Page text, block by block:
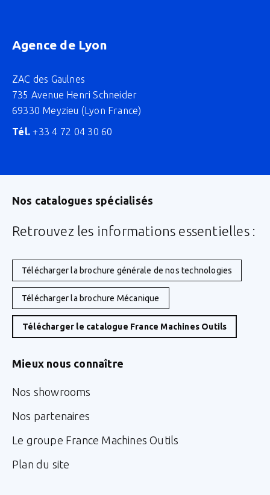
Agence de Lyon
ZAC des Gaulnes
735 Avenue Henri Schneider
69330 Meyzieu (Lyon France)
Tél. +33 4 72 04 30 60
Nos catalogues spécialisés
Retrouvez les informations essentielles :
Télécharger la brochure générale de nos technologies
Télécharger la brochure Mécanique
Télécharger le catalogue France Machines Outils
Mieux nous connaître
Nos showrooms
Nos partenaires
Le groupe France Machines Outils
Plan du site